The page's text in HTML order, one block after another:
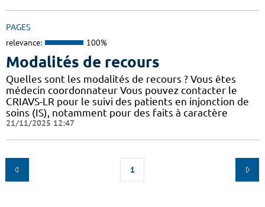
PAGES
relevance: 100%
Modalités de recours
Quelles sont les modalités de recours ? Vous êtes
médecin coordonnateur Vous pouvez contacter le
CRIAVS-LR pour le suivi des patients en injonction de
soins (IS), notamment pour des faits à caractère
21/11/2025 12:47
1